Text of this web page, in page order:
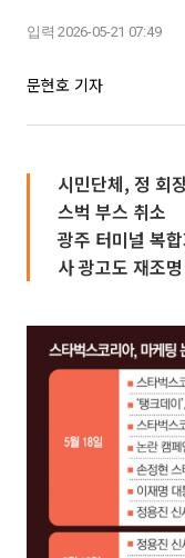
입력 2026-05-21 07:49
문현호 기자
시민단체, 정 회
스벅 부스 취소
광주 터미널 복
사 광고도 재조명